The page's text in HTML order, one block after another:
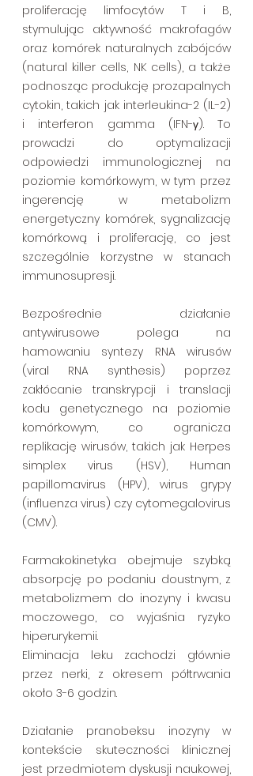
proliferację limfocytów T i B,
stymulując aktywność makrofagów
oraz komórek naturalnych zabójców
(natural killer cells, NK cells), a także
podnosząc produkcję prozapalnych
cytokin, takich jak interleukina-2 (IL-2)
i interferon gamma (IFN-γ). To
prowadzi do optymalizacji
odpowiedzi immunologicznej na
poziomie komórkowym, w tym przez
ingerencję w metabolizm
energetyczny komórek, sygnalizację
komórkową i proliferację, co jest
szczególnie korzystne w stanach
immunosupresji.
Bezpośrednie działanie
antywirusowe polega na
hamowaniu syntezy RNA wirusów
(viral RNA synthesis) poprzez
zakłócanie transkrypcji i translacji
kodu genetycznego na poziomie
komórkowym, co ogranicza
replikację wirusów, takich jak Herpes
simplex virus (HSV), Human
papillomavirus (HPV), wirus grypy
(influenza virus) czy cytomegalovirus
(CMV).
Farmakokinetyka obejmuje szybką
absorpcję po podaniu doustnym, z
metabolizmem do inozyny i kwasu
moczowego, co wyjaśnia ryzyko
hiperurykemii.
Eliminacja leku zachodzi głównie
przez nerki, z okresem półtrwania
około 3-6 godzin.
Działanie pranobeksu inozyny w
kontekście skuteczności klinicznej
jest przedmiotem dyskusji naukowej,